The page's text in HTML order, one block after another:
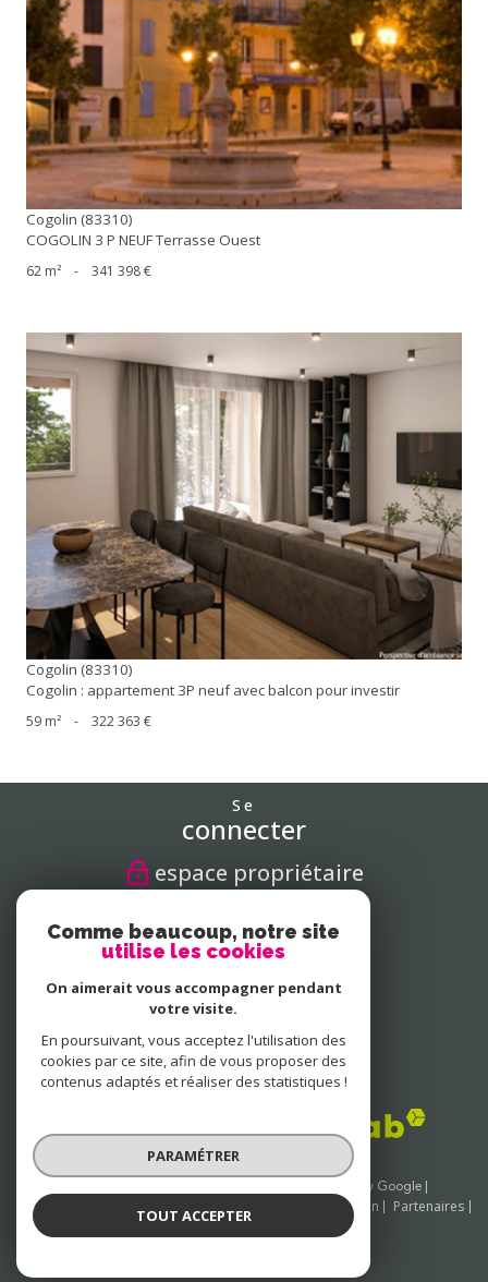
voir le bien
Cogolin (83310)
COGOLIN 3 P NEUF Terrasse Ouest
62 m² - 341 398 €
voir le bien
Cogolin (83310)
Cogolin : appartement 3P neuf avec balcon pour investir
59 m² - 322 363 €
Se
connecter
espace propriétaire
Nous
suivre
Nous
adhérons
© 2026 | Tous droits réservés | Traduction powered by Google |
Nos honoraires Admin
Partenaires
Politique RGPD
Comme beaucoup, notre site
utilise les cookies
On aimerait vous accompagner pendant
votre visite.
En poursuivant, vous acceptez l'utilisation des
cookies par ce site, afin de vous proposer des
contenus adaptés et réaliser des statistiques !
PARAMÉTRER
TOUT ACCEPTER